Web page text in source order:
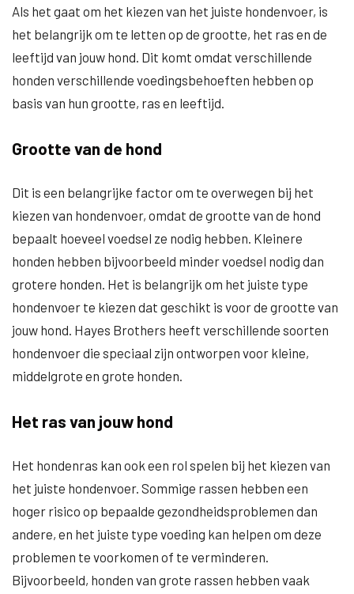
Als het gaat om het kiezen van het juiste hondenvoer, is
het belangrijk om te letten op de grootte, het ras en de
leeftijd van jouw hond. Dit komt omdat verschillende
honden verschillende voedingsbehoeften hebben op
basis van hun grootte, ras en leeftijd.
Grootte van de hond
Dit is een belangrijke factor om te overwegen bij het
kiezen van hondenvoer, omdat de grootte van de hond
bepaalt hoeveel voedsel ze nodig hebben. Kleinere
honden hebben bijvoorbeeld minder voedsel nodig dan
grotere honden. Het is belangrijk om het juiste type
hondenvoer te kiezen dat geschikt is voor de grootte van
jouw hond. Hayes Brothers heeft verschillende soorten
hondenvoer die speciaal zijn ontworpen voor kleine,
middelgrote en grote honden.
Het ras van jouw hond
Het hondenras kan ook een rol spelen bij het kiezen van
het juiste hondenvoer. Sommige rassen hebben een
hoger risico op bepaalde gezondheidsproblemen dan
andere, en het juiste type voeding kan helpen om deze
problemen te voorkomen of te verminderen.
Bijvoorbeeld, honden van grote rassen hebben vaak